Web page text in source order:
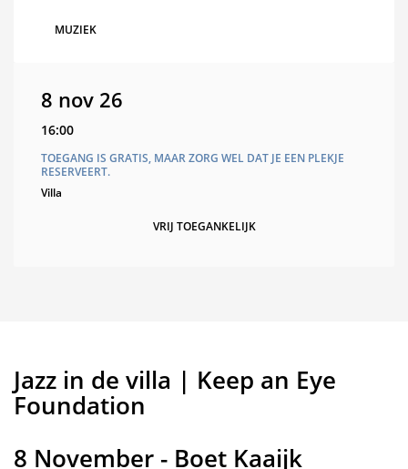
MUZIEK
8 nov 26
16:00
TOEGANG IS GRATIS, MAAR ZORG WEL DAT JE EEN PLEKJE
RESERVEERT.
Villa
VRIJ TOEGANKELIJK
Jazz in de villa | Keep an Eye
Foundation
8 November - Boet Kaaijk